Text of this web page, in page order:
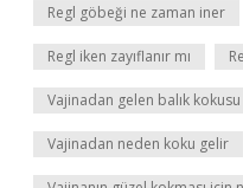
Regl göbeği ne zaman iner
Regl iken zayıflanır mı
Vajinadan gelen balık
Vajinadan neden koku gelir